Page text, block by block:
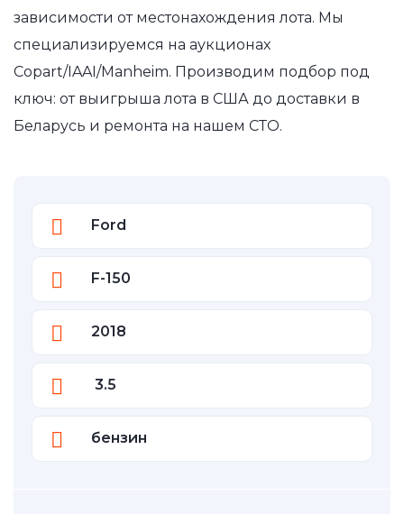
зависимости от местонахождения лота. Мы
специализируемся на аукционах
Copart/IAAI/Manheim. Производим подбор под
ключ: от выигрыша лота в США до доставки в
Беларусь и ремонта на нашем СТО.
Ford
F-150
2018
3.5
бензин